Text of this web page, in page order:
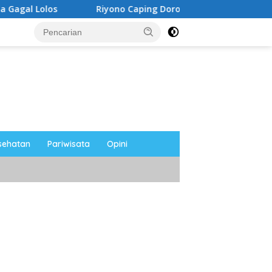
Riyono Caping Dorong Ibu-Ibu Magetan Kembangkan
Pariwisata Opini